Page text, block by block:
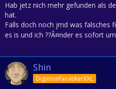
Hab jetz nich mehr gefunden als
hat.
Falls doch noch jmd was falsches
es is und ich ??Â¤nder es sofort um
Shin
DigimonfanatikerXXL